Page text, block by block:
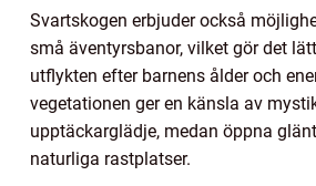
Svartskogen erbjuder också
små äventyrsbanor, vilket gör det
utflykten efter barnens ålder och
vegetationen ger en känsla av
upptäckarglädje, medan öppna
naturliga rastplatser.